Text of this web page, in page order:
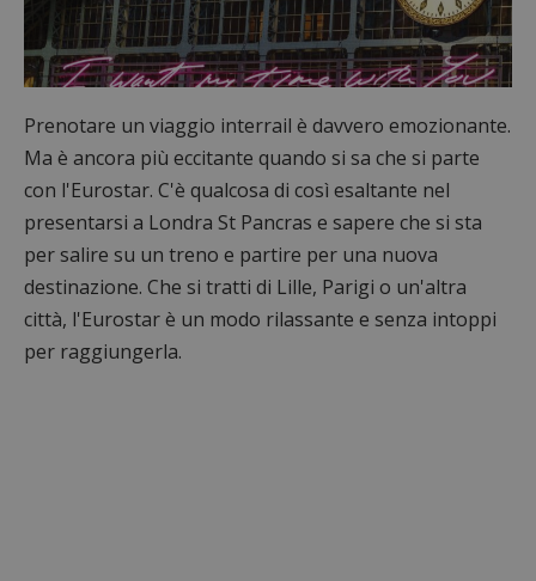
Prenotare un viaggio interrail è davvero emozionante.
Ma è ancora più eccitante quando si sa che si parte
con l'Eurostar. C'è qualcosa di così esaltante nel
presentarsi a Londra St Pancras e sapere che si sta
per salire su un treno e partire per una nuova
destinazione. Che si tratti di Lille, Parigi o un'altra
città, l'Eurostar è un modo rilassante e senza intoppi
per raggiungerla.